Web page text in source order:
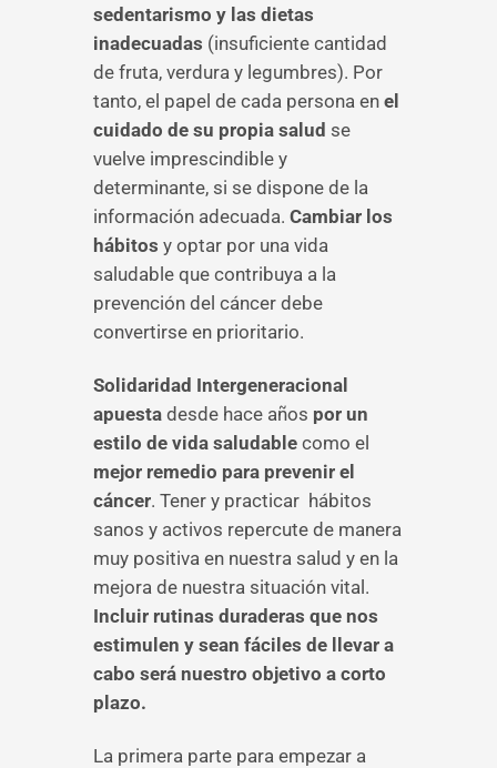
sedentarismo y las dietas
inadecuadas (insuficiente cantidad
de fruta, verdura y legumbres). Por
tanto, el papel de cada persona en el
cuidado de su propia salud se
vuelve imprescindible y
determinante, si se dispone de la
información adecuada. Cambiar los
hábitos y optar por una vida
saludable que contribuya a la
prevención del cáncer debe
convertirse en prioritario.
Solidaridad Intergeneracional
apuesta desde hace años por un
estilo de vida saludable como el
mejor remedio para prevenir el
cáncer. Tener y practicar hábitos
sanos y activos repercute de manera
muy positiva en nuestra salud y en la
mejora de nuestra situación vital.
Incluir rutinas duraderas que nos
estimulen y sean fáciles de llevar a
cabo será nuestro objetivo a corto
plazo.
La primera parte para empezar a